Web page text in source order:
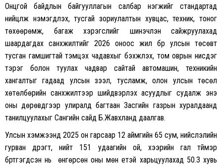
Онцгой байдлын байгууллагын салбар нэгжийг стандартад
нийцүүлж нэмэгдүүлэх, тусгай зориулалтын хувцас, техник, тоног
төхөөрөмж, багаж хэрэгслийг шинэчлэн сайжруулахад
шаардагдах санхүүжилтийг 2026 оноос жил бүр улсын төсөвт
тусган гамшигтай тэмцэх чадавхыг бэхжүүлэх, том оврын нисдэг
тэрэг болон туулах чадвар сайтай автомашин, техникийн
хангалтыг гадаад улсын зээл, тусламж, олон улсын төсөл
хөтөлбөрийн санхүүжилтээр шийдвэрлэх асуудлыг судалж энэ
оны дөрөвдүгээр улиралд багтаан Засгийн газрын хуралдаанд
танилцуулахыг Сангийн сайд Б.Жавхланд даалгав.
Улсын хэмжээнд 2025 он гарсаар 12 аймгийн 65 сум, нийслэлийн
гурван дүүрэгт, нийт 151 удаагийн ой, хээрийн гал түймэр
бүртгэгдсэн нь өнгөрсөн оны мөн үетэй харьцуулахад 50.3 хувь